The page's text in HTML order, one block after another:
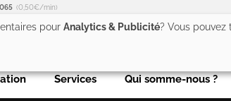
(0,50€/min)
Services Qui somme-nous ?
pour Analytics & Publicité? Vous